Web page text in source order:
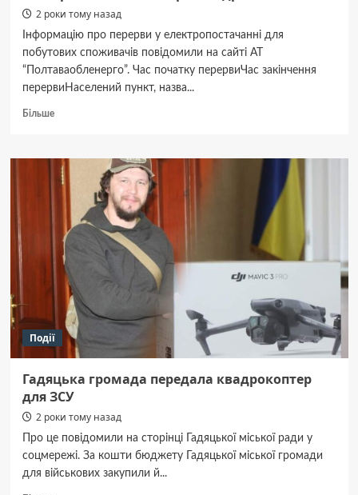
2 роки тому назад
Інформацію про перерви у електропостачанні для
побутових споживачів повідомили на сайті АТ
“Полтаваобленерго”. Час початку перервиЧас закінчення
перервиНаселений пункт, назва...
БільшеДокладніше
Гадяччині
аварійні
планові
перерви
електропостачанні.
Перелік
адрес
Події
Гадяцька громада передала квадрокоптер
для ЗСУ
2 роки тому назад
Про це повідомили на сторінці Гадяцької міської ради у
соцмережі. За кошти бюджету Гадяцької міської громади
для військових закупили й...